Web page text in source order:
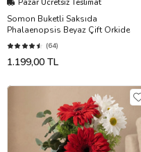
Pazar Ücretsiz Teslimat
Somon Buketli Saksıda
Phalaenopsis Beyaz Çift Orkide
(64)
1.199,00 TL